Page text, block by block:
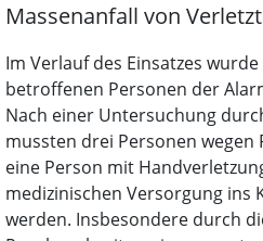
Massenanfall von
Im Verlauf des Einsatzes
betroffenen Personen der
Nach einer Untersuchung
mussten drei Personen wegen
eine Person mit
medizinischen Versorgung ins
werden. Insbesondere durch